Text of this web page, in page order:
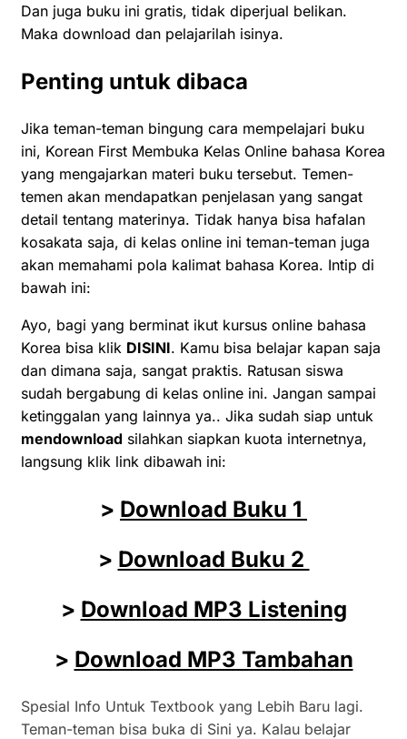
Dan juga buku ini gratis, tidak diperjual belikan.
Maka download dan pelajarilah isinya.
Penting untuk dibaca
Jika teman-teman bingung cara mempelajari buku
ini, Korean First Membuka Kelas Online bahasa Korea
yang mengajarkan materi buku tersebut. Temen-
temen akan mendapatkan penjelasan yang sangat
detail tentang materinya. Tidak hanya bisa hafalan
kosakata saja, di kelas online ini teman-teman juga
akan memahami pola kalimat bahasa Korea. Intip di
bawah ini:
Ayo, bagi yang berminat ikut kursus online bahasa
Korea bisa klik DISINI. Kamu bisa belajar kapan saja
dan dimana saja, sangat praktis. Ratusan siswa
sudah bergabung di kelas online ini. Jangan sampai
ketinggalan yang lainnya ya.. Jika sudah siap untuk
mendownload silahkan siapkan kuota internetnya,
langsung klik link dibawah ini:
> Download Buku 1
> Download Buku 2
> Download MP3 Listening
> Download MP3 Tambahan
Spesial Info Untuk Textbook yang Lebih Baru lagi.
Teman-teman bisa buka di Sini ya. Kalau belajar